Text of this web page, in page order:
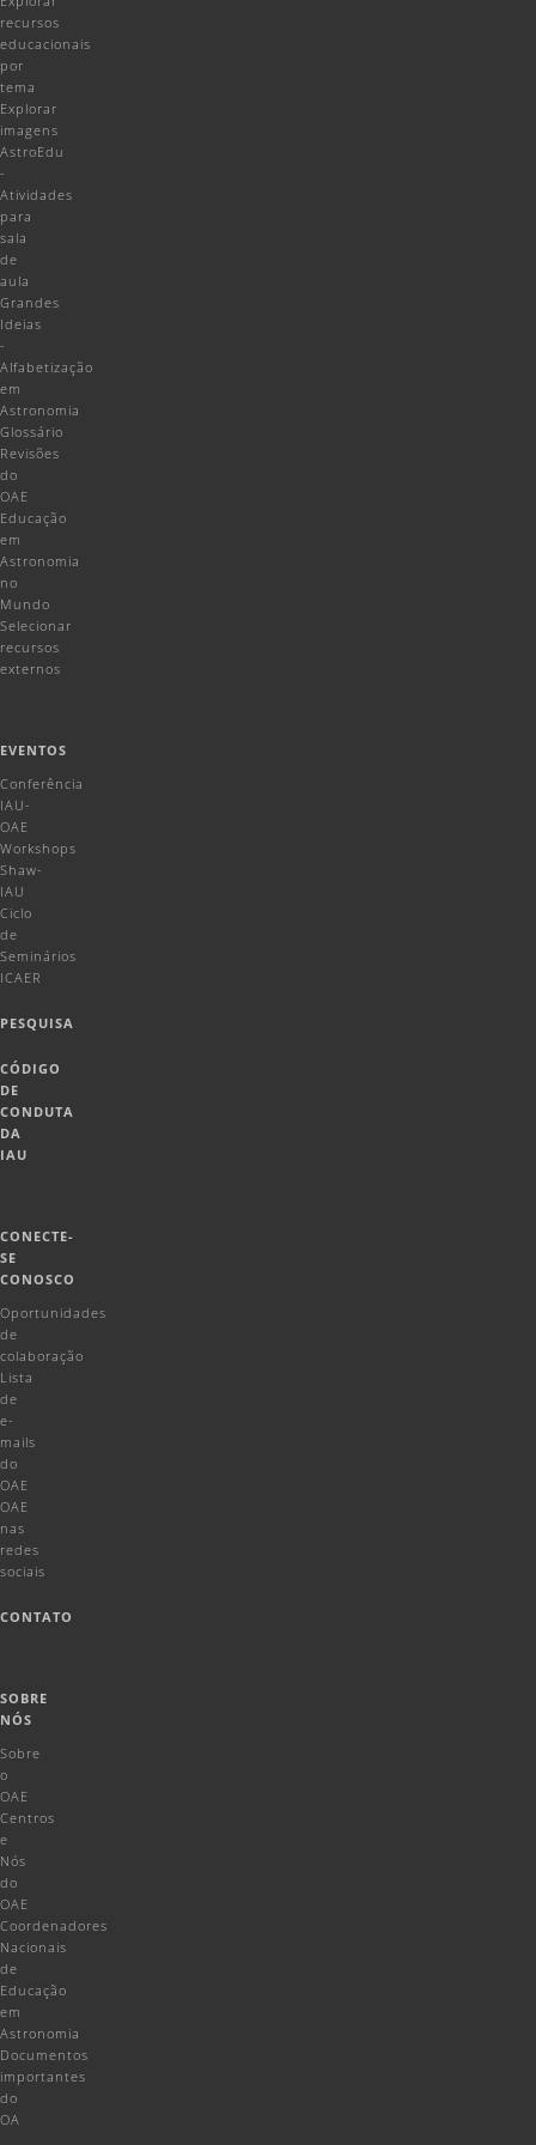
recursos
educacionais
por
tema
Explorar
imagens
AstroEdu
-
Atividades
para
sala
de
aula
Grandes
Ideias
-
Alfabetização
em
Astronomia
Glossário
Revisões
do
OAE
Educação
em
Astronomia
no
Mundo
Selecionar
recursos
externos
EVENTOS
Conferência
IAU-
OAE
Workshops
Shaw-
IAU
Ciclo
de
Seminários
ICAER
PESQUISA
CÓDIGO
DE
CONDUTA
DA
IAU
CONECTE-
SE
CONOSCO
Oportunidades
de
colaboração
Lista
de
e-
mails
do
OAE
OAE
nas
redes
sociais
CONTATO
SOBRE
NÓS
Sobre
o
OAE
Centros
e
Nós
do
OAE
Coordenadores
Nacionais
de
Educação
em
Astronomia
Documentos
importantes
do
OA